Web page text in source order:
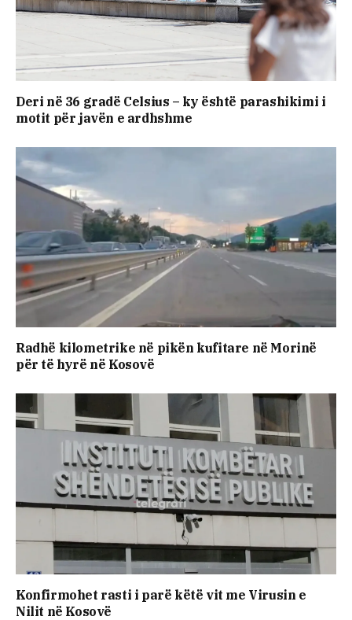
Deri në 36 gradë Celsius – ky është parashikimi i
motit për javën e ardhshme
​Radhë kilometrike në pikën kufitare në Morinë
për të hyrë në Kosovë
Konfirmohet rasti i parë këtë vit me Virusin e
Nilit në Kosovë